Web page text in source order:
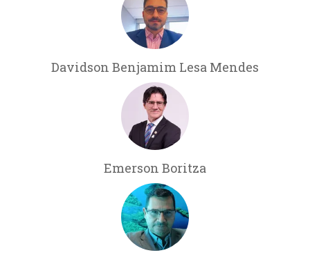
Davidson Benjamim Lesa Mendes
Emerson Boritza